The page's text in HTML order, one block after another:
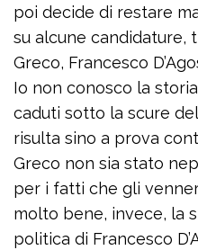
poi decide di restare
su alcune candidature,
Greco, Francesco
Io non conosco la
caduti sotto la scure
risulta sino a prova
Greco non sia stato
per i fatti che gli
molto bene, invece, la
politica di Francesco